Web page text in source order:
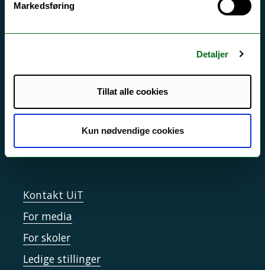
Markedsføring
Detaljer
Tillat alle cookies
Kun nødvendige cookies
Informasjonskapsler
Tilgjengelighetserklæring
Kontakt UiT
For media
For skoler
Ledige stillinger